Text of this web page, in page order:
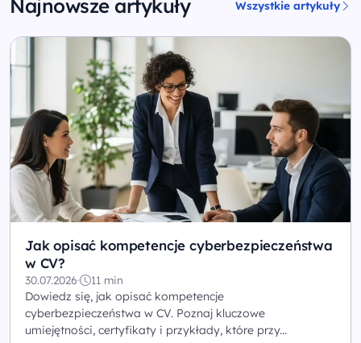
Najnowsze artykuły Wszystkie artykuły
Jak opisać kompetencje cyberbezpieczeństwa
w CV?
30.07.2026· 11 min
Dowiedz się, jak opisać kompetencje
cyberbezpieczeństwa w CV. Poznaj kluczowe
umiejętności, certyfikaty i przykłady, które przy...